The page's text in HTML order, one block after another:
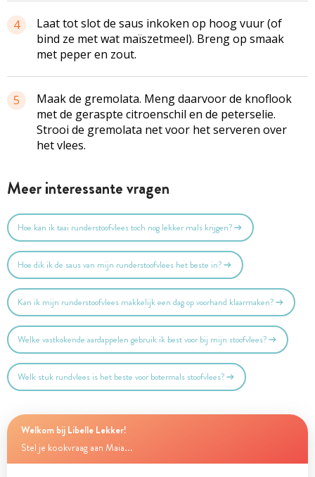
4
Laat tot slot de saus inkoken op hoog vuur (of
bind ze met wat maïszetmeel). Breng op smaak
met peper en zout.
5
Maak de gremolata. Meng daarvoor de knoflook
met de geraspte citroenschil en de peterselie.
Strooi de gremolata net voor het serveren over
het vlees.
Meer interessante vragen
Hoe kan ik taai runderstoofvlees toch nog lekker mals krijgen?
Hoe dik ik de saus van mijn runderstoofvlees het beste in?
Kan ik mijn runderstoofvlees makkelijk een dag op voorhand klaarmaken?
Welke vastkokende aardappelen gebruik ik best voor bij mijn stoofvlees?
Welk stuk rundvlees is het beste voor botermals stoofvlees?
Welkom bij Libelle Lekker!
Stel je kookvraag aan Maia...